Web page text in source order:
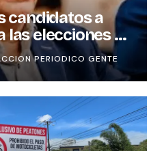
candidatos a
elecciones de
PERIODICO GENTE